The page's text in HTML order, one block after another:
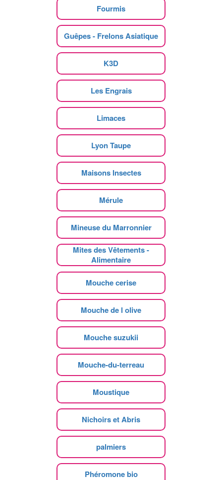
Fourmis
Guêpes - Frelons Asiatique
K3D
Les Engrais
Limaces
Lyon Taupe
Maisons Insectes
Mérule
Mineuse du Marronnier
Mites des Vêtements -
Alimentaire
Mouche cerise
Mouche de l olive
Mouche suzukii
Mouche-du-terreau
Moustique
Nichoirs et Abris
palmiers
Phéromone bio